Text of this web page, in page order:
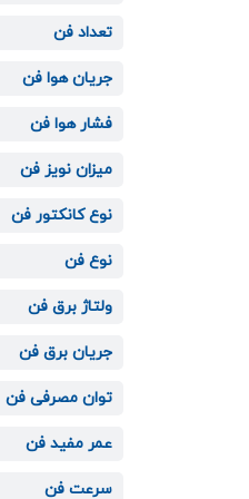
تعداد فن
جریان هوا فن
فشار هوا فن
میزان نویز فن
نوع کانکتور فن
نوع فن
ولتاژ برق فن
جریان برق فن
توان مصرفی فن
عمر مفید فن
سرعت فن